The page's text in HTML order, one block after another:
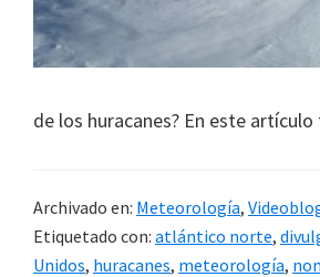
de los huracanes? En este
Archivado en: Meteorología,
Etiquetado con: atlántico norte,
Unidos, huracanes, meteorología,